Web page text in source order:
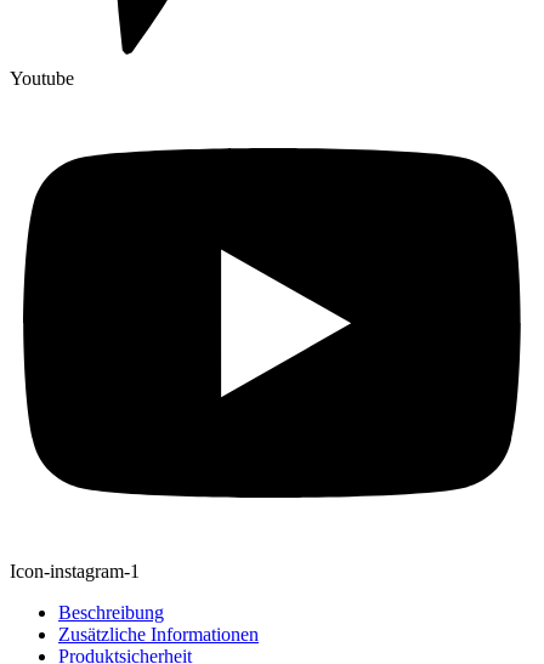
Youtube
Icon-instagram-1
Beschreibung
Zusätzliche Informationen
Produktsicherheit